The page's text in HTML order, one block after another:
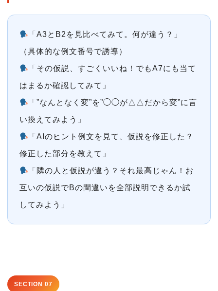
「A3とB2を見比べてみて。何が違う？」
（具体的な例文番号で誘導）
「その仮説、すごくいいね！でもA7にも当て
はまるか確認してみて」
「”なんとなく変”を”◯◯が△△だから変”に言
い換えてみよう」
「AIのヒント例文を見て、仮説を修正した？
修正した部分を教えて」
「隣の人と仮説が違う？それ最高じゃん！お
互いの仮説でBの間違いを全部説明できるか試
してみよう」
SECTION 07